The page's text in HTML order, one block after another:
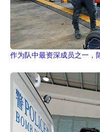
作为队中最资深成员之一，